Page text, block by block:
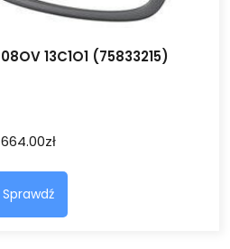
13C1O1 (75833215)
664.00zł
Sprawdź